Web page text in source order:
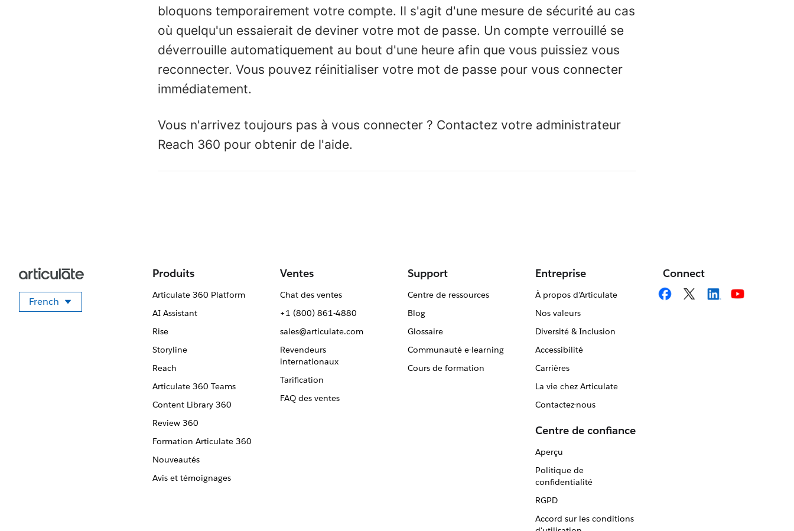
bloquons temporairement votre compte. Il s'agit d'une mesure de sécurité au cas
où quelqu'un essaierait de deviner votre mot de passe. Un compte verrouillé se
déverrouille automatiquement au bout d'une heure afin que vous puissiez vous
reconnecter. Vous pouvez réinitialiser votre mot de passe pour vous connecter
immédiatement.
Vous n'arrivez toujours pas à vous connecter ? Contactez votre administrateur
Reach 360 pour obtenir de l'aide.
French
Sélectionner votre langue
Produits
Articulate 360 Platform
AI Assistant
Rise
Storyline
Reach
Articulate 360 Teams
Content Library 360
Review 360
Formation Articulate 360
Nouveautés
Avis et témoignages
Ventes
Chat des ventes
+1 (800) 861-4880
sales@articulate.com
Revendeurs
internationaux
Tarification
FAQ des ventes
Support
Centre de ressources
Blog
Glossaire
Communauté e-learning
Cours de formation
Entreprise
À propos d'Articulate
Nos valeurs
Diversité & Inclusion
Accessibilité
Carrières
La vie chez Articulate
Contactez-nous
Centre de confiance
Aperçu
Politique de
confidentialité
RGPD
Accord sur les conditions
Connect